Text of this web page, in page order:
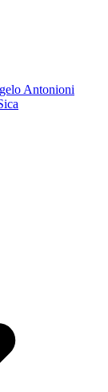
Antonioni